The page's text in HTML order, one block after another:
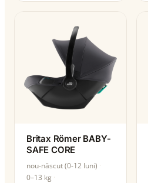
Britax Römer BABY-
SAFE CORE
nou-născut (0-12 luni)
0–13 kg